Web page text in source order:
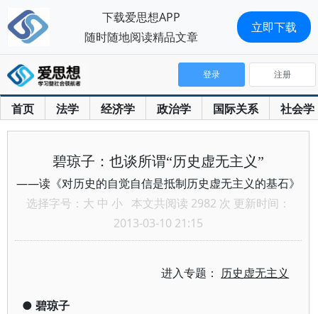
首页 法学 经济学 政治学 国际关系 社会学
登录 注册
碧琼子：也谈所谓“历史虚无主义”
——读《对历史的自觉自信是抵制历史虚无主义的基石》
选择字号： 大 中 小 本文共阅读 2982 次 更新时间：
2013-03-10 21:15
进入专题： 历史虚无主义
● 碧琼子
下载爱思想APP
随时随地阅读精品文章
立即下载